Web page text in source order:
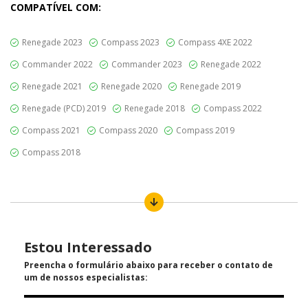
COMPATÍVEL COM:
Renegade 2023 Compass 2023
Compass 4XE 2022
Commander 2022
Commander 2023
Renegade 2022
Renegade 2021
Renegade 2020
Renegade 2019
Renegade (PCD) 2019
Renegade 2018
Compass 2022
Compass 2021
Compass 2020
Compass 2019
Compass 2018
Estou Interessado
Preencha o formulário abaixo para receber o contato de
um de nossos especialistas: